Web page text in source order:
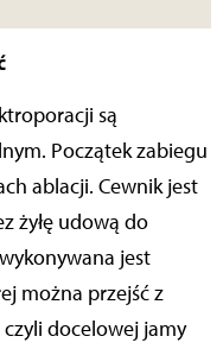
są
Początek zabiegu
ablacji. Cewnik jest
żyłę udową do
jest
można przejść z
docelowej jamy